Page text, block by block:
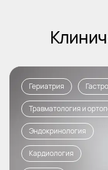
Гериатрия
Травматология и
Эндокринология
Кардиология